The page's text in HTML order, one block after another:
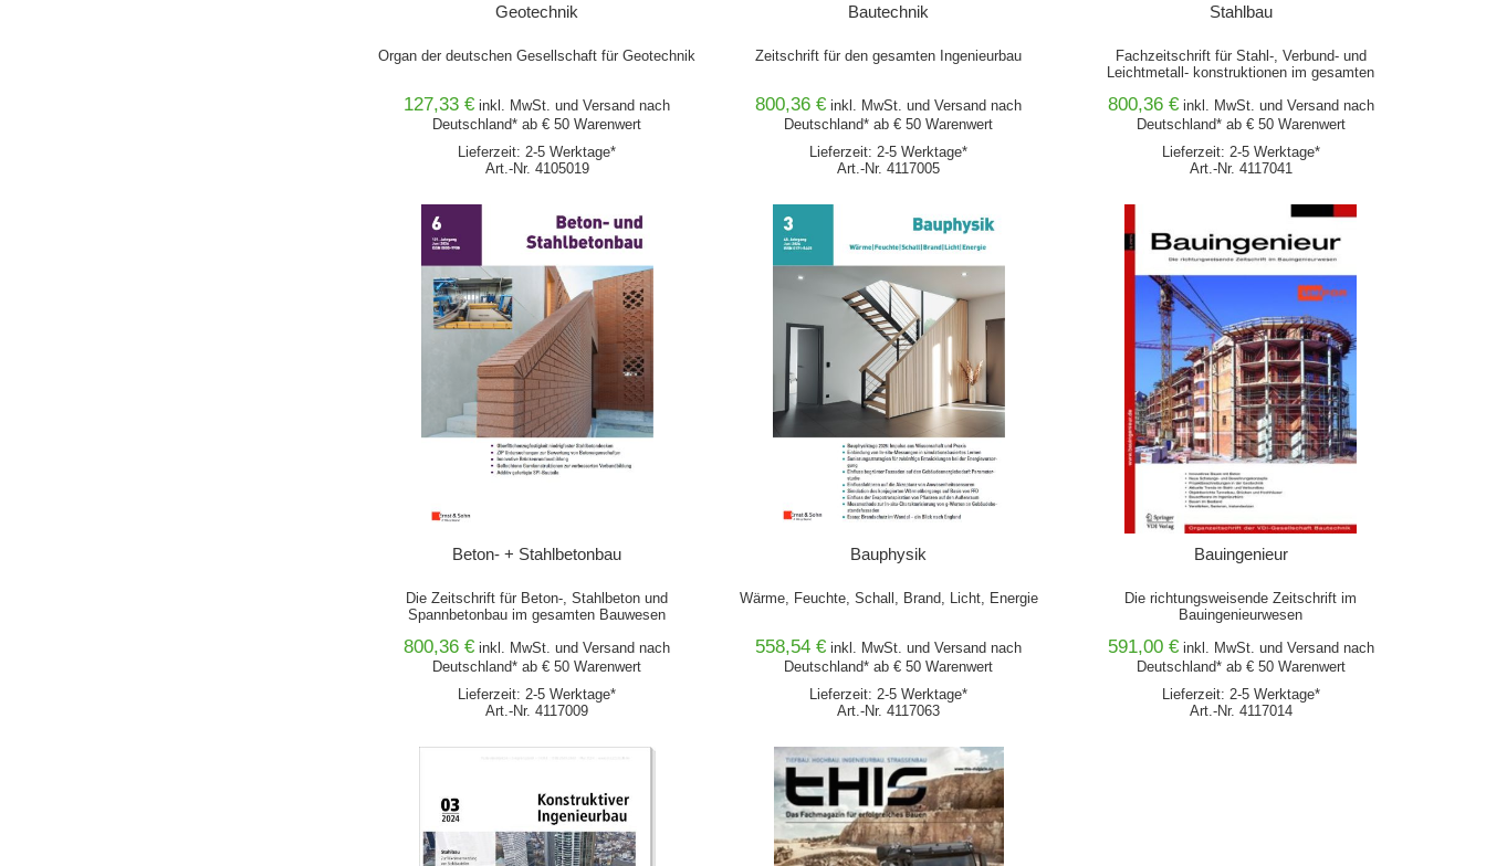
Geotechnik
Organ der deutschen Gesellschaft für Geotechnik
127,33 € inkl. MwSt. undVersand nach
Deutschland* ab € 50 Warenwert
Lieferzeit: 2-5 Werktage*
Art.-Nr. 4105019
Bautechnik
Zeitschrift für den gesamten Ingenieurbau
800,36 € inkl. MwSt. undVersand nach
Deutschland* ab € 50 Warenwert
Lieferzeit: 2-5 Werktage*
Art.-Nr. 4117005
Stahlbau
Fachzeitschrift für Stahl-, Verbund- und
Leichtmetall- konstruktionen im gesamten
800,36 € inkl. MwSt. und Versandnach
Deutschland* ab € 50 Warenwert
Lieferzeit: 2-5 Werktage*
Art.-Nr. 4117041
Beton- + Stahlbetonbau
Die Zeitschrift für Beton-, Stahlbeton und
Spannbetonbau im gesamten Bauwesen
800,36 € inkl. MwSt. undVersand nach
Deutschland* ab € 50 Warenwert
Lieferzeit: 2-5 Werktage*
Art.-Nr. 4117009
IN DEN WARENKORB
Bauphysik
Wärme, Feuchte, Schall, Brand, Licht, Energie
558,54 € inkl. MwSt. undVersand nach
Deutschland* ab € 50 Warenwert
Lieferzeit: 2-5 Werktage*
Art.-Nr. 4117063
IN DEN WARENKORB
Bauingenieur
Die richtungsweisende Zeitschrift im
Bauingenieurwesen
591,00 € inkl. MwSt. und Versand nach
Deutschland* ab € 50 Warenwert
Lieferzeit: 2-5 Werktage*
Art.-Nr. 4117014
IN DEN WARENKORB